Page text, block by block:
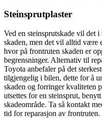
Steinsprutplaster
Ved en steinsprutskade vil det
skaden, men det vil alltid være
hvor på frontruten skaden er
begrensninger. Alternativ til
Toyota anbefaler på det
tilgjengelig i bilen, dette for å
skaden og forringer kvaliteten
utsettes for en steinsprut,
skadeområde. Ta så kontakt
tid for reparasjon av frontruten.